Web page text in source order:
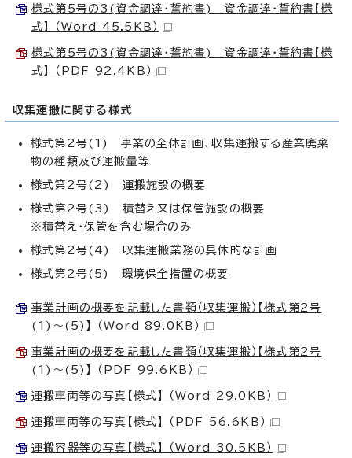
様式第5号の3(資金調達・誓約書) 資金調達・誓約書【様
式】 （Word 45.5KB）
様式第5号の3(資金調達・誓約書) 資金調達・誓約書【様
式】 （PDF 92.4KB）
収集運搬に関する様式
様式第2号(1) 事業の全体計画、収集運搬する産業廃棄
物の種類及び運搬量等
様式第2号(2) 運搬施設の概要
様式第2号(3) 積替え又は保管施設の概要
※積替え・保管を含む場合のみ
様式第2号(4) 収集運搬業務の具体的な計画
様式第2号(5) 環境保全措置の概要
事業計画の概要を記載した書類（収集運搬）【様式第2号
(1)～(5)】 （Word 89.0KB）
事業計画の概要を記載した書類（収集運搬）【様式第2号
(1)～(5)】 （PDF 99.6KB）
運搬車両等の写真【様式】 （Word 29.0KB）
運搬車両等の写真【様式】 （PDF 56.6KB）
運搬容器等の写真【様式】 （Word 30.5KB）